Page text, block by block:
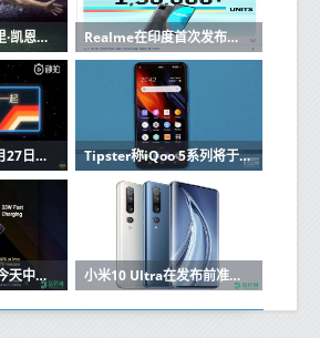
TCL和热刺前锋哈里·凯恩（Harry Kane）签约作为其品牌大使 Realme在印度首次发布的2分钟内售出了超过15万个C11单元
Realme V5将于7月27日发布，TENAA泄漏技巧主要规格 Tipster称iQoo 5系列将于本月推出
Poco M2 Pro将于今天中午通过Flipkart发售：印度价格，规格 小米10 Ultra在发布前准备了出色的功能